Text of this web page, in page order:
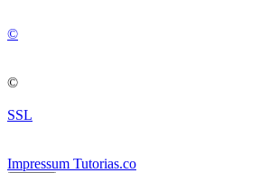
©
©
SSL
Impressum Tutorias.co